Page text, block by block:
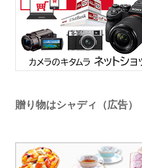
贈り物はシャディ（広告）